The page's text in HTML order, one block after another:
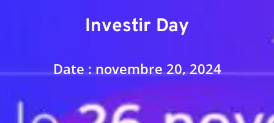
Investir Day
Date : novembre 20, 2024